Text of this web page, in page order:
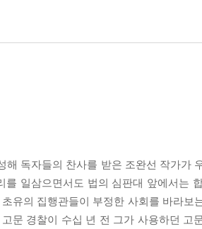
독자들의 찬사를 받은 조완선 작가가
일삼으면서도 법의 심판대 앞에서는
유의 집행관들이 부정한 사회를 바라보
문 경찰이 수십 년 전 그가 사용하던 고